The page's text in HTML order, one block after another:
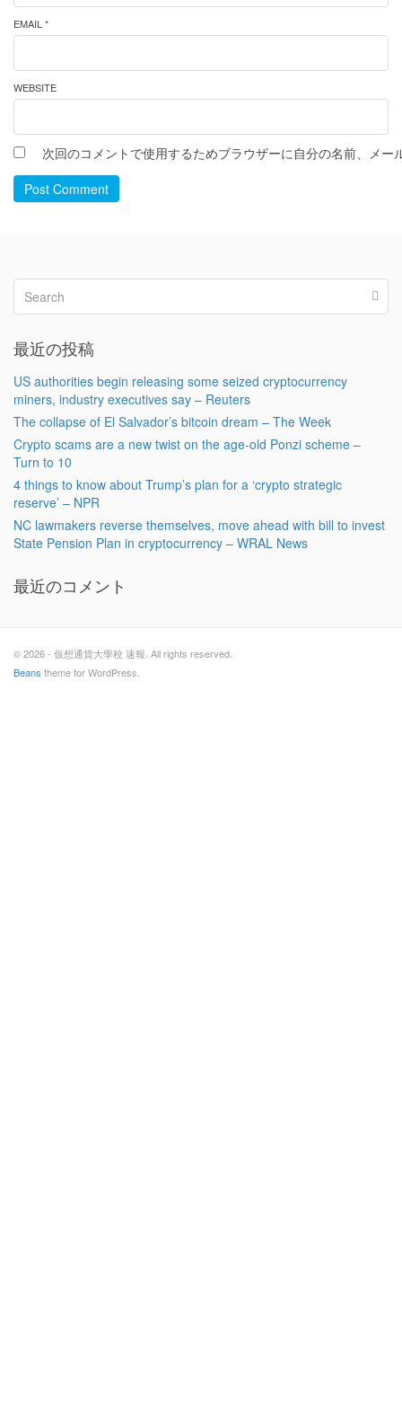
EMAIL *
WEBSITE
次回のコメントで使用するためブラウザーに自分の名前、メー
Post Comment
最近の投稿
US authorities begin releasing some seized cryptocurrency
miners, industry executives say – Reuters
The collapse of El Salvador’s bitcoin dream – The Week
Crypto scams are a new twist on the age-old Ponzi scheme –
Turn to 10
4 things to know about Trump’s plan for a ‘crypto strategic
reserve’ – NPR
NC lawmakers reverse themselves, move ahead with bill to invest
State Pension Plan in cryptocurrency – WRAL News
最近のコメント
© 2026 - 仮想通貨大學校 速報. All rights reserved.
Beans theme for WordPress.